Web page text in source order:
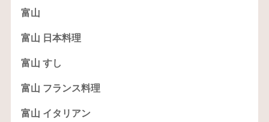
富山
富山 日本料理
富山 すし
富山 フランス料理
富山 イタリアン